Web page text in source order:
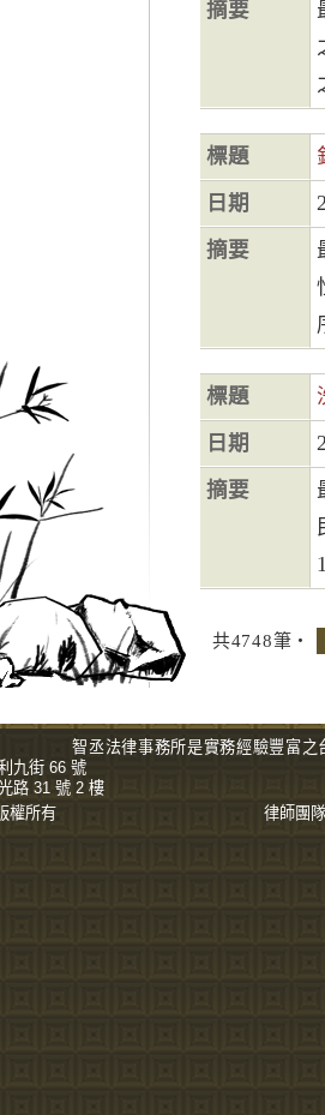
摘要
標題
日期
摘要
標題
日期
摘要
共4748筆‧
智丞法律事務所是實務經驗豐富之
九街 66 號
路 31 號 2 樓
權所有 律師團隊